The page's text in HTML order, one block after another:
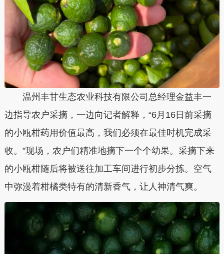
温州丰甘生态农业科技有限公司总经理金益丰一
边指导农户采摘，一边向记者解释，“6月16日前采摘
的小瓯柑药用价值最高，我们必须在最佳时机完成采
收。”现场，农户们精准地摘下一个个幼果。采摘下来
的小瓯柑随后将被送往加工车间进行初步分拣。空气
中弥漫着柑橘类特有的清新香气，让人神清气爽。